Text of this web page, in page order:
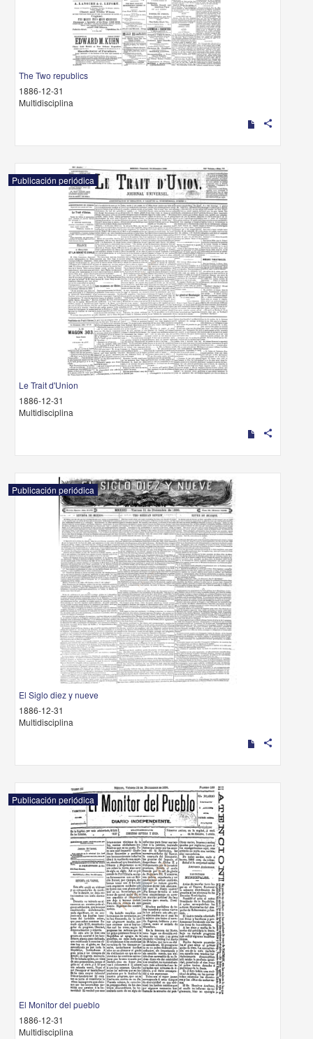
The Two republics
1886-12-31
Multidisciplina
share
Publicación periódica
Le Trait d'Union
1886-12-31
Multidisciplina
share
Publicación periódica
El Siglo diez y nueve
1886-12-31
Multidisciplina
share
Publicación periódica
El Monitor del pueblo
1886-12-31
Multidisciplina